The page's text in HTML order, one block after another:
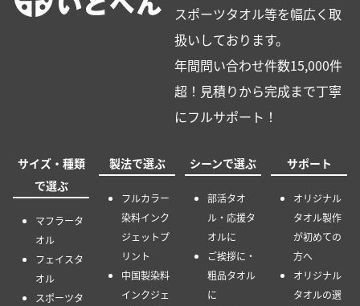
スポーツタオル等を幅広く取
扱いしております。
年間問い合わせ件数15,000件
超！見積りから完成まで丁寧
にフルサポート！
サイズ・種類
で選ぶ
マフラータ
オル
フェイスタ
オル
スポーツタ
製法で選ぶ
フルカラー
染料インク
ジェットプ
リント
中国製染料
インクジェ
シーンで選ぶ
部活タオ
ル・応援タ
オルに
ご挨拶に・
粗品タオル
に
サポート
オリジナル
タオル製作
が初めての
方へ
オリジナル
タオルの選